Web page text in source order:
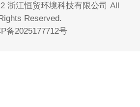
浙江恒贸环境科技有限公司 All
Rights Reserved.
备2025177712号